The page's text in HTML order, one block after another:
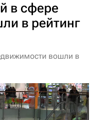
в сфере
в рейтинг
вошли в